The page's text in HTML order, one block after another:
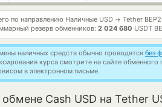
по направлению Наличные USD → Tether
резерв обменников: 2 024 680 USDT
наличных средств обычно проводятся без
курса смотрите на сайте
в электронном письме.
Cash USD на Tether